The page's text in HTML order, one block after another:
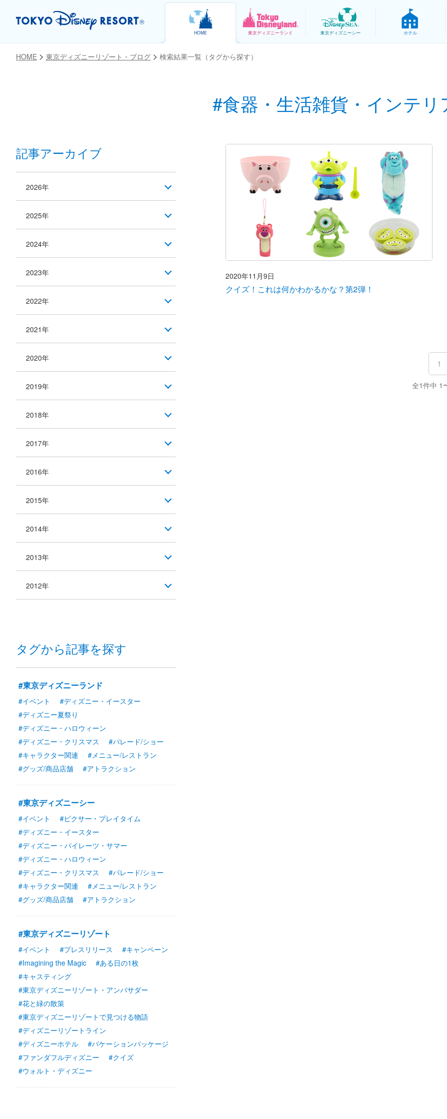
HOME 東京ディズニーランド 東京ディズニーシー ホテル
HOME 東京ディズニーリゾート・ブログ 検索結果一覧（タグから探す）
#食器・生活雑貨・インテリ
2020年11月9日
クイズ！これは何かわかるかな？第2弾！
1
全1件中 1
記事アーカイブ
2026年
2025年
2024年
2023年
2022年
2021年
2020年
2019年
2018年
2017年
2016年
2015年
2014年
2013年
2012年
タグから記事を探す
#東京ディズニーランド
#イベント
#ディズニー・イースター
#ディズニー夏祭り
#ディズニー・ハロウィーン
#ディズニー・クリスマス
#パレード/ショー
#キャラクター関連
#メニュー/レストラン
#グッズ/商品店舗
#アトラクション
#東京ディズニーシー
#イベント
#ピクサー・プレイタイム
#ディズニー・イースター
#ディズニー・パイレーツ・サマー
#ディズニー・ハロウィーン
#ディズニー・クリスマス
#パレード/ショー
#キャラクター関連
#メニュー/レストラン
#グッズ/商品店舗
#アトラクション
#東京ディズニーリゾート
#イベント #プレスリリース
#キャンペーン
#Imagining the Magic
#ある日の1枚
#キャスティング
#東京ディズニーリゾート・アンバサダー
#花と緑の散策
#東京ディズニーリゾートで見つける物語
#ディズニーリゾートライン
#ディズニーホテル
#バケーションパッケージ
#ファンダフルディズニー
#クイズ
#ウォルト・ディズニー